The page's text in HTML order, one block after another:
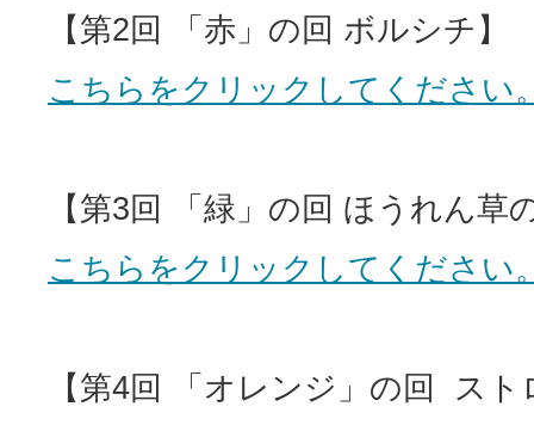
【第2回 「赤」の回 ボルシチ】
こちらをクリックしてください
【第3回 「緑」の回 ほうれん草
こちらをクリックしてください
【第4回 「オレンジ」の回 ス